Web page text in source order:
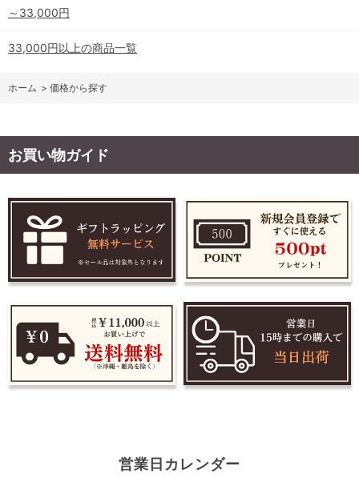
～33,000円
33,000円以上の商品一覧
ホーム > 価格から探す
お買い物ガイド
営業日カレンダー